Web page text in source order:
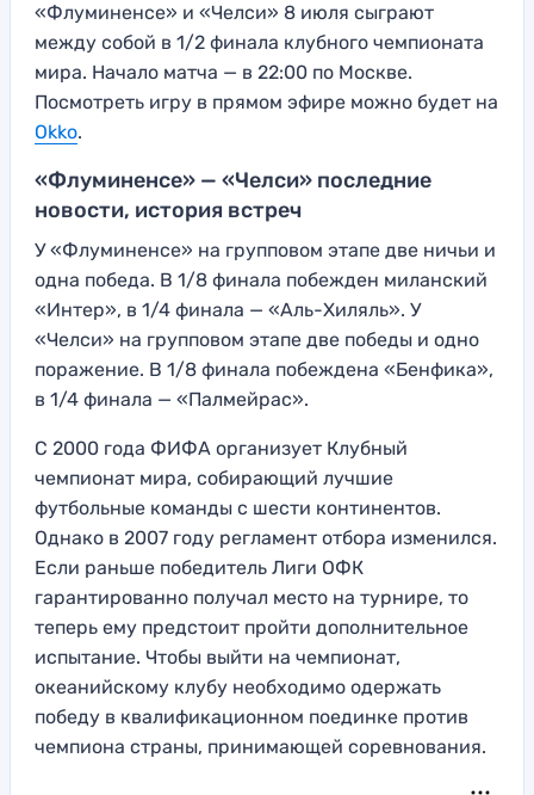
«Флуминенсе» и «Челси» 8 июля сыграют
между собой в 1/2 финала клубного чемпионата
мира. Начало матча — в 22:00 по Москве.
Посмотреть игру в прямом эфире можно будет на
Okko.
«Флуминенсе» — «Челси» последние
новости, история встреч
У «Флуминенсе» на групповом этапе две ничьи и
одна победа. В 1/8 финала побежден миланский
«Интер», в 1/4 финала — «Аль-Хиляль». У
«Челси» на групповом этапе две победы и одно
поражение. В 1/8 финала побеждена «Бенфика»,
в 1/4 финала — «Палмейрас».
С 2000 года ФИФА организует Клубный
чемпионат мира, собирающий лучшие
футбольные команды с шести континентов.
Однако в 2007 году регламент отбора изменился.
Если раньше победитель Лиги ОФК
гарантированно получал место на турнире, то
теперь ему предстоит пройти дополнительное
испытание. Чтобы выйти на чемпионат,
океанийскому клубу необходимо одержать
победу в квалификационном поединке против
чемпиона страны, принимающей соревнования.